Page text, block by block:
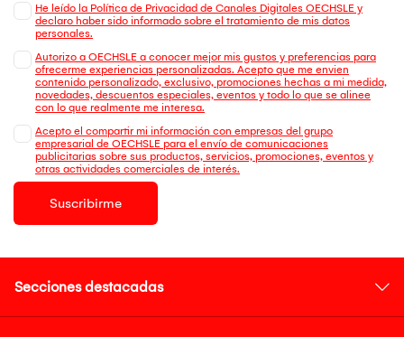
He leído la Política de Privacidad de Canales Digitales OECHSLE y
declaro haber sido informado sobre el tratamiento de mis datos
personales.
Autorizo a OECHSLE a conocer mejor mis gustos y preferencias para
ofrecerme experiencias personalizadas. Acepto que me envien
contenido personalizado, exclusivo, promociones hechas a mi medida,
novedades, descuentos especiales, eventos y todo lo que se alinee
con lo que realmente me interesa.
Acepto el compartir mi información con empresas del grupo
empresarial de OECHSLE para el envío de comunicaciones
publicitarias sobre sus productos, servicios, promociones, eventos y
otras actividades comerciales de interés.
Suscribirme
Secciones destacadas